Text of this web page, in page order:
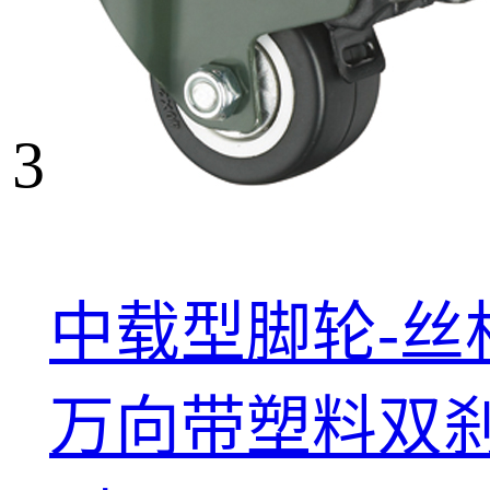
3
中载型脚轮-丝
万向带塑料双